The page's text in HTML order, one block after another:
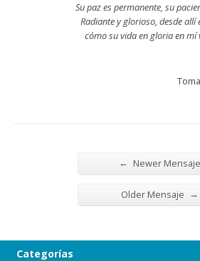
Su paz es permanente, su
Radiante y glorioso, desde allí
cómo su vida en gloria en mí
← Newer Mensaje
Older Mensaje →
Categorías